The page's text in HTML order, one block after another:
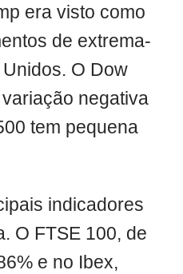
era visto como
de extrema-
O Dow
negativa
tem pequena
indicadores
O FTSE 100, de
e no Ibex,